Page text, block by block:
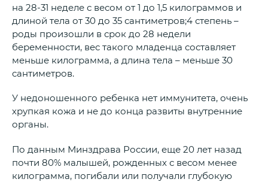
на 28-31 неделе с весом от 1 до 1,5 килограммов и
длиной тела от 30 до 35 сантиметров;4 степень –
роды произошли в срок до 28 недели
беременности, вес такого младенца составляет
меньше килограмма, а длина тела – меньше 30
сантиметров.
У недоношенного ребенка нет иммунитета, очень
хрупкая кожа и не до конца развиты внутренние
органы.
По данным Минздрава России, еще 20 лет назад
почти 80% малышей, рожденных с весом менее
килограмма, погибали или получали глубокую